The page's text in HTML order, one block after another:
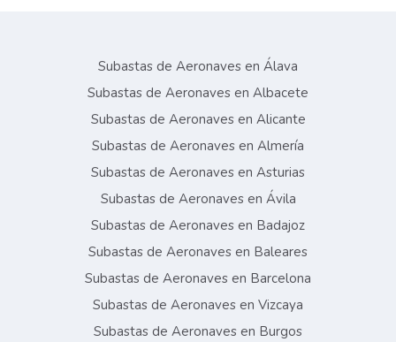
Subastas de Aeronaves en Álava
Subastas de Aeronaves en Albacete
Subastas de Aeronaves en Alicante
Subastas de Aeronaves en Almería
Subastas de Aeronaves en Asturias
Subastas de Aeronaves en Ávila
Subastas de Aeronaves en Badajoz
Subastas de Aeronaves en Baleares
Subastas de Aeronaves en Barcelona
Subastas de Aeronaves en Vizcaya
Subastas de Aeronaves en Burgos